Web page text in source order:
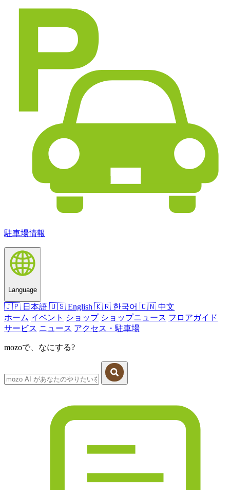
駐車場情報
Language
🇯🇵 日本語 🇺🇸 English 🇰🇷 한국어 🇨🇳 中文
ホーム イベント ショップ ショップニュース フロアガイド
サービス ニュース アクセス・駐車場
mozoで、なにする?